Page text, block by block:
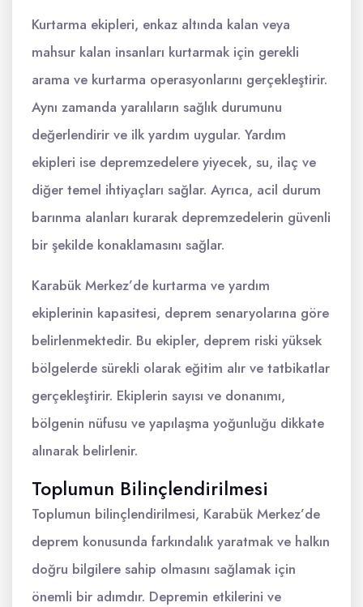
Kurtarma ekipleri, enkaz altında kalan veya
mahsur kalan insanları kurtarmak için gerekli
arama ve kurtarma operasyonlarını gerçekleştirir.
Aynı zamanda yaralıların sağlık durumunu
değerlendirir ve ilk yardım uygular. Yardım
ekipleri ise depremzedelere yiyecek, su, ilaç ve
diğer temel ihtiyaçları sağlar. Ayrıca, acil durum
barınma alanları kurarak depremzedelerin güvenli
bir şekilde konaklamasını sağlar.
Karabük Merkez’de kurtarma ve yardım
ekiplerinin kapasitesi, deprem senaryolarına göre
belirlenmektedir. Bu ekipler, deprem riski yüksek
bölgelerde sürekli olarak eğitim alır ve tatbikatlar
gerçekleştirir. Ekiplerin sayısı ve donanımı,
bölgenin nüfusu ve yapılaşma yoğunluğu dikkate
alınarak belirlenir.
Toplumun Bilinçlendirilmesi
Toplumun bilinçlendirilmesi, Karabük Merkez’de
deprem konusunda farkındalık yaratmak ve halkın
doğru bilgilere sahip olmasını sağlamak için
önemli bir adımdır. Depremin etkilerini ve